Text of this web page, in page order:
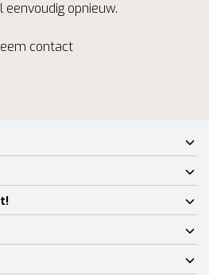
opnieuw.
contact